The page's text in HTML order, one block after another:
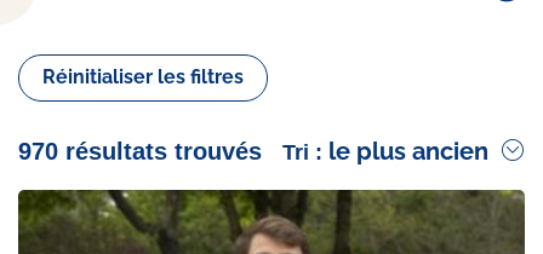
Réinitialiser les filtres
970 résultats trouvés Tri : le plus ancien